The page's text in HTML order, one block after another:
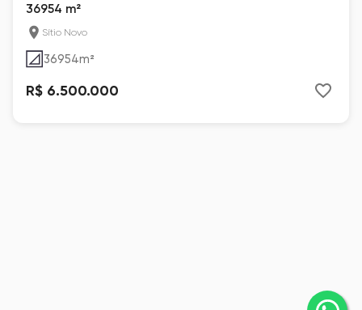
36954 m²
Sítio Novo
36954m²
R$ 6.500.000